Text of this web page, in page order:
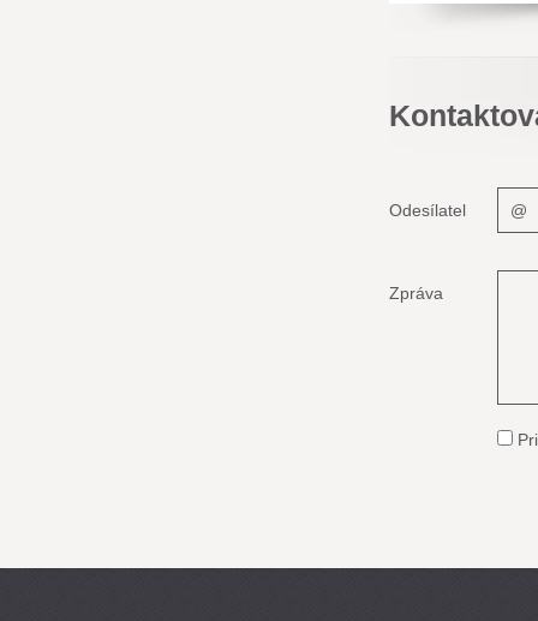
Odesílatel
Zpráva